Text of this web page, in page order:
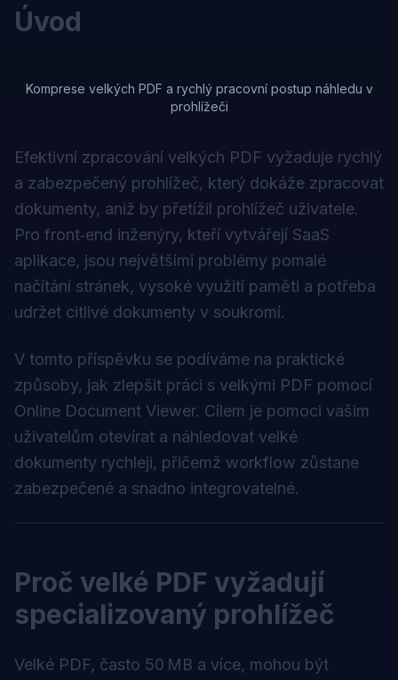
Úvod
Komprese velkých PDF a rychlý pracovní postup náhledu v
prohlížeči
Efektivní zpracování velkých PDF vyžaduje rychlý
a zabezpečený prohlížeč, který dokáže zpracovat
dokumenty, aniž by přetížil prohlížeč uživatele.
Pro front‑end inženýry, kteří vytvářejí SaaS
aplikace, jsou největšími problémy pomalé
načítání stránek, vysoké využití paměti a potřeba
udržet citlivé dokumenty v soukromí.
V tomto příspěvku se podíváme na praktické
způsoby, jak zlepšit práci s velkými PDF pomocí
Online Document Viewer. Cílem je pomoci vašim
uživatelům otevírat a náhledovat velké
dokumenty rychleji, přičemž workflow zůstane
zabezpečené a snadno integrovatelné.
Proč velké PDF vyžadují
specializovaný prohlížeč
Velké PDF, často 50 MB a více, mohou být